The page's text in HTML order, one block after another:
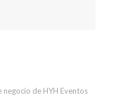
de HYH Eventos